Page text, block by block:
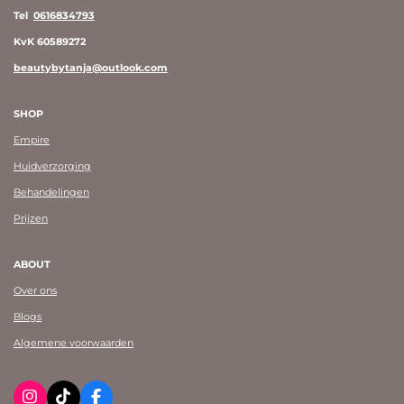
Tel 0616834793
KvK 60589272
beautybytanja@outlook.com
SHOP
Empire
Huidverzorging
Behandelingen
Prijzen
ABOUT
Over ons
Blogs
Algemene voorwaarden